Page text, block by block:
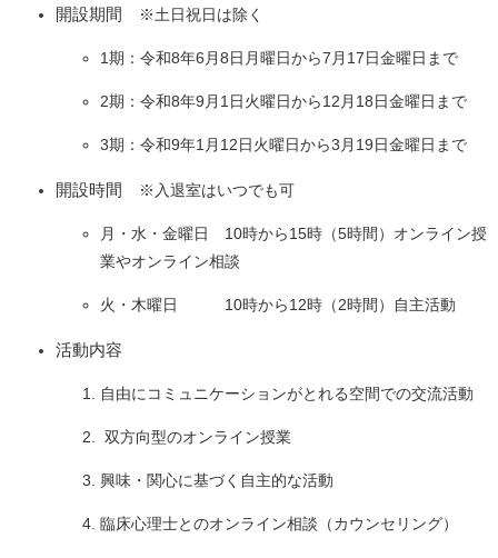
開設期間 ※土日祝日は除く​
​1期：令和8年6月8日月曜日から7月17日金曜日まで
2期：令和8年9月1日火曜日から12月18日金曜日まで
3期：令和9年1月12日火曜日から3月19日金曜日まで​​
開設時間 ※入退室はいつでも可​
月・水・金曜日 10時から15時（5時間）オンライン授
業やオンライン相談
火・木曜日 10時から12時（2時間）自主活動
活動内容
自由にコミュニケーションがとれる空間での交流活動
双方向型のオンライン授業
興味・関心に基づく自主的な活動
臨床心理士とのオンライン相談（カウンセリング）